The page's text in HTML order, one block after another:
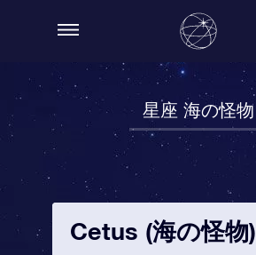
星座 海の怪物
Cetus (海の怪物)